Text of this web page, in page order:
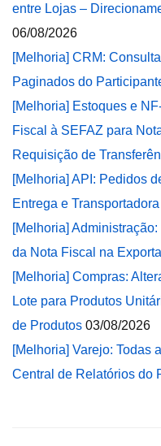
entre Lojas –
06/08/2026
[Melhoria] CRM:
Paginados do
[Melhoria] Estoques e
Fiscal à SEFAZ para
Requisição de
[Melhoria] API: Pedidos
Entrega e Transportadora
[Melhoria]
da Nota Fiscal na
[Melhoria] Compras:
Lote para Produtos
de Produtos 03/08/2026
[Melhoria] Varejo: Todas
Central de Relatórios do